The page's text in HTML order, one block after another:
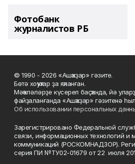
Фотобанк
журналистов РБ
© 1990 - 2026 «Ашҡаҙар» гәзите.
Бөтә хоҡуҡтар ҙа яҡланған.
Мәҡәләләрҙе күсереп баҫҡанда, йә
файҙаланғанда «Ашҡаҙар» гәзитенә
Об использовании персональных
Зарегистрировано Федеральной
связи, информационных технологий и
коммуникаций (РОСКОМНАДЗОР).
серия ПИ №ТУ02-01679 от 22 июля